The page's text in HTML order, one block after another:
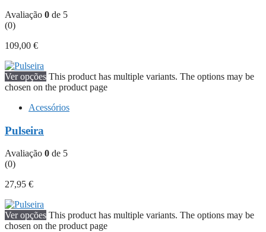
Avaliação 0 de 5
(0)
109,00 €
Ver opções This product has multiple variants. The options may be
chosen on the product page
Acessórios
Pulseira
Avaliação 0 de 5
(0)
27,95 €
Ver opções This product has multiple variants. The options may be
chosen on the product page